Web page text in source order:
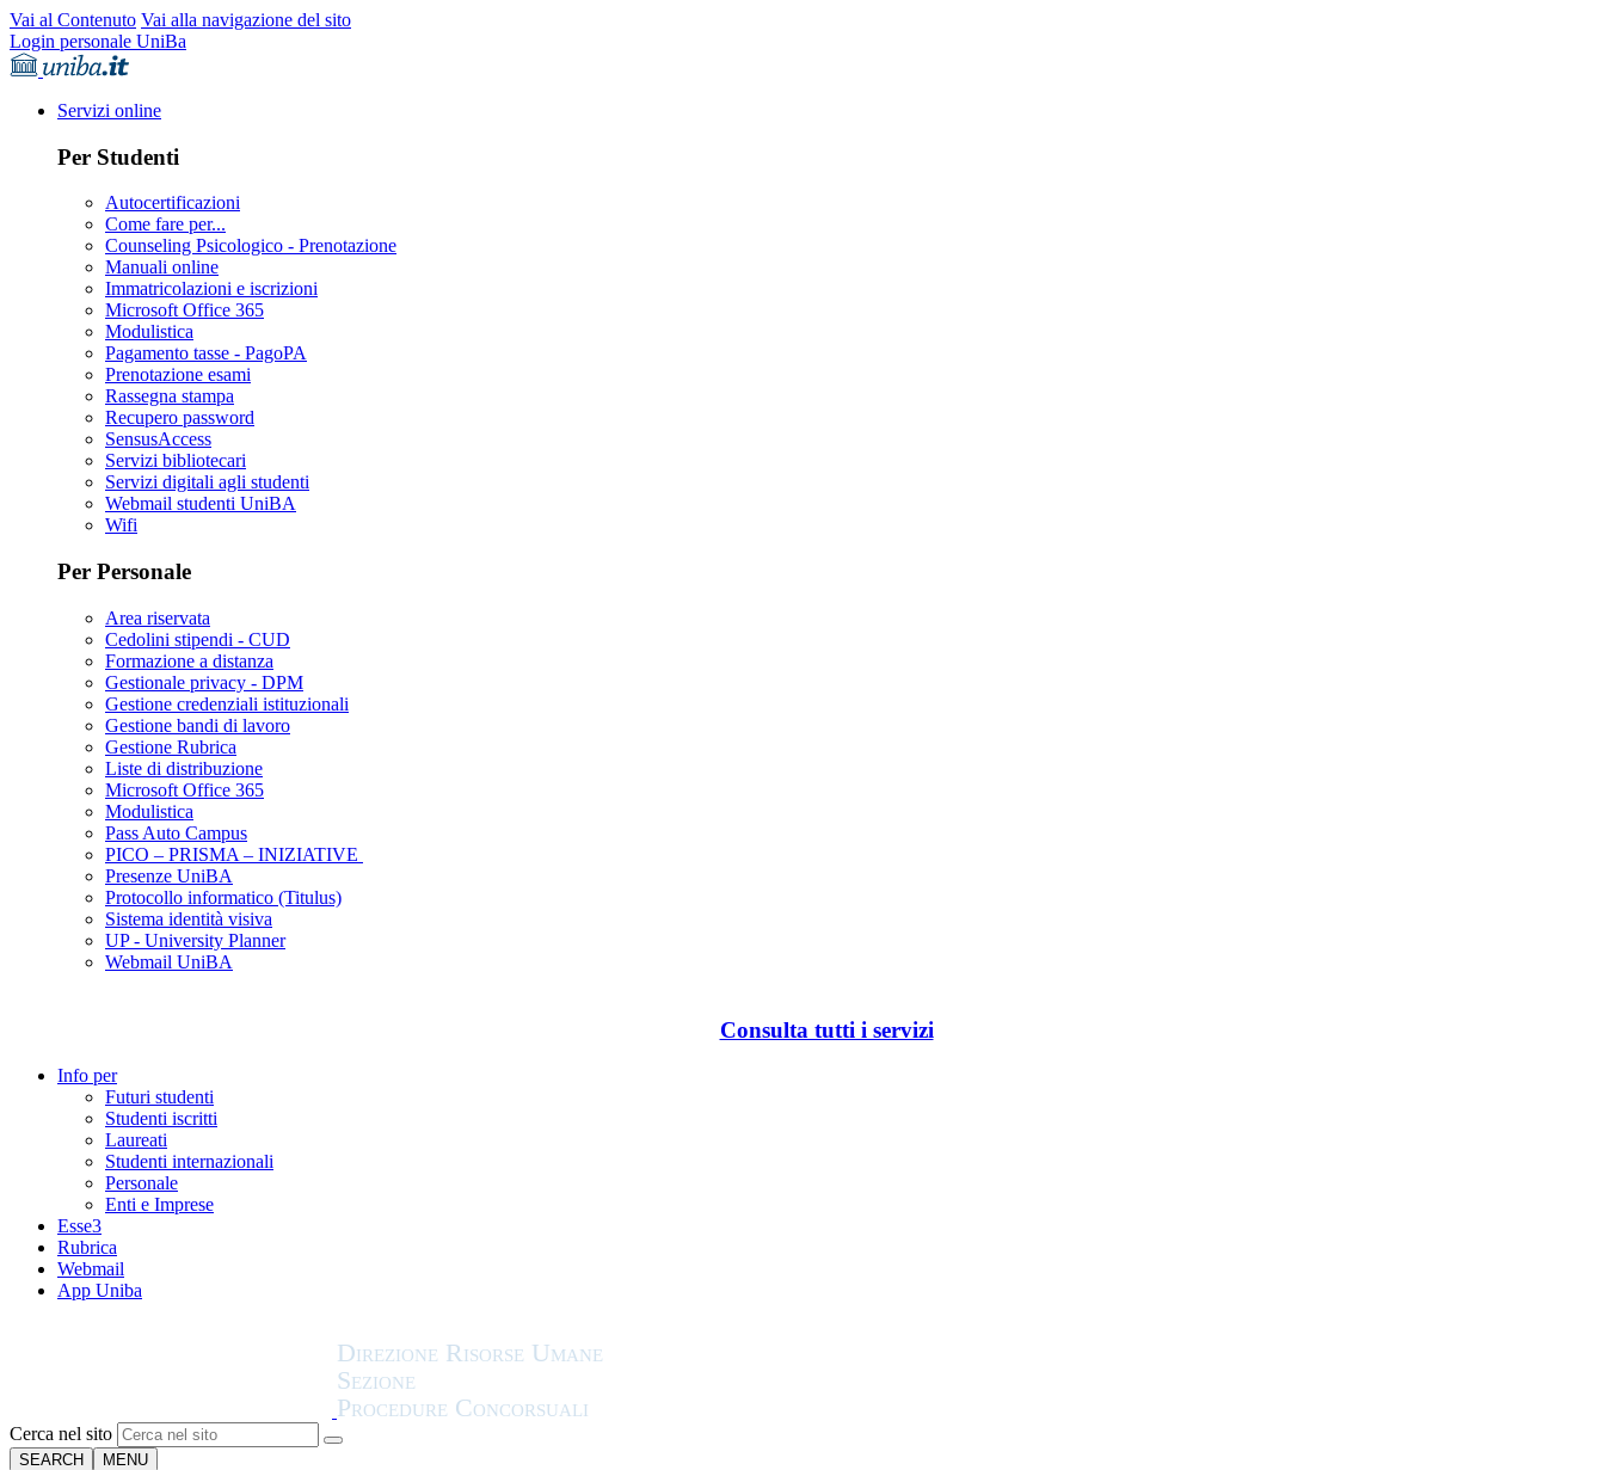
Vai al Contenuto Vai alla navigazione del sito
Login personale UniBa
Servizi online
Per Studenti
Autocertificazioni
Come fare per...
Counseling Psicologico - Prenotazione
Manuali online
Immatricolazioni e iscrizioni
Microsoft Office 365
Modulistica
Pagamento tasse - PagoPA
Prenotazione esami
Rassegna stampa
Recupero password
SensusAccess
Servizi bibliotecari
Servizi digitali agli studenti
Webmail studenti UniBA
Wifi
Per Personale
Area riservata
Cedolini stipendi - CUD
Formazione a distanza
Gestionale privacy - DPM
Gestione credenziali istituzionali
Gestione bandi di lavoro
Gestione Rubrica
Liste di distribuzione
Microsoft Office 365
Modulistica
Pass Auto Campus
PICO – PRISMA – INIZIATIVE
Presenze UniBA
Protocollo informatico (Titulus)
Sistema identità visiva
UP - University Planner
Webmail UniBA
Consulta tutti i servizi
Info per
Futuri studenti
Studenti iscritti
Laureati
Studenti internazionali
Personale
Enti e Imprese
Esse3
Rubrica
Webmail
App Uniba
Cerca nel sito
SEARCH MENU